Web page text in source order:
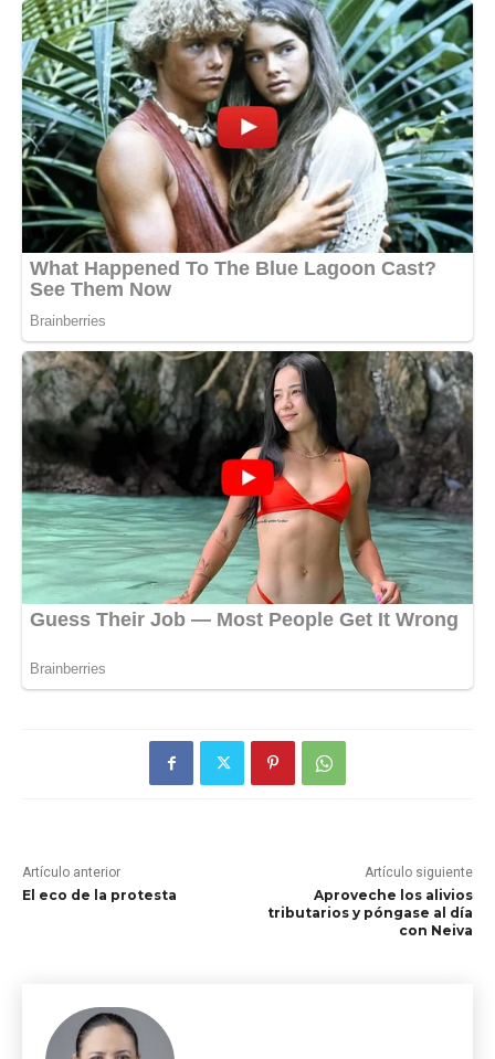
Artículo anterior
El eco de la protesta
Artículo siguiente
Aproveche los alivios
tributarios y póngase al día
con Neiva